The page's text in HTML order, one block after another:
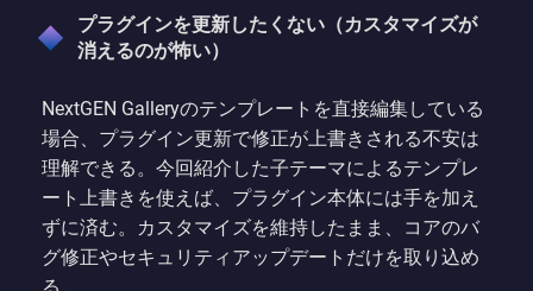
プラグインを更新したくない（カスタマイズが
消えるのが怖い）
NextGEN Galleryのテンプレートを直接編集している
場合、プラグイン更新で修正が上書きされる不安は
理解できる。今回紹介した子テーマによるテンプレ
ート上書きを使えば、プラグイン本体には手を加え
ずに済む。カスタマイズを維持したまま、コアのバ
グ修正やセキュリティアップデートだけを取り込め
る。